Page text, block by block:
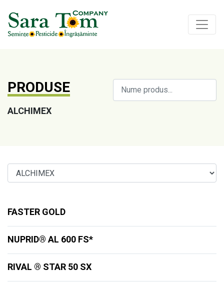
PRODUSE
ALCHIMEX
FASTER GOLD
NUPRID® AL 600 FS*
RIVAL ® STAR 50 SX